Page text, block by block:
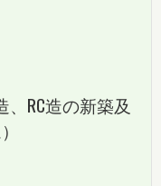
RC造の新築及